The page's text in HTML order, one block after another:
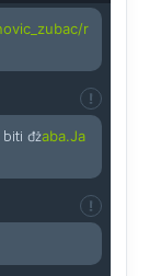
r
đžaba.Ja